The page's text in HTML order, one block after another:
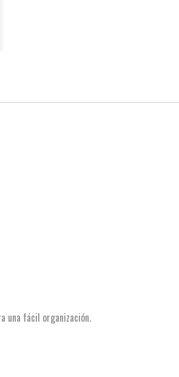
una fácil organización.